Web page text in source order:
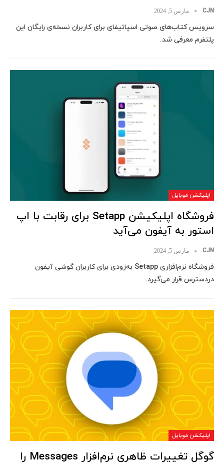
CJN مارس 5, 2024
سرویس کتاب‌های صوتی اسپاتیفای برای کاربران نسخه‌ی رایگان این
پلتفرم معرفی شد.
اپلیکشن موبایل
فروشگاه اپلیکیشن Setapp برای رقابت با اپ
استور به آیفون می‌آید
CJN مارس 5, 2024
فروشگاه نرم‌افزاری Setapp به‌زودی برای کاربران گوشی آیفون
دردسترس قرار می‌گیرد.
اپلیکشن موبایل
گوگل تغییرات ظاهری نرم‌افزار Messages را